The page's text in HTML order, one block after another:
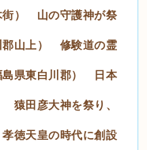
街） 山の守護神が祭
郡山上） 修験道の霊
島県東白川郡） 日本
猿田彦大神を祭り、
徳天皇の時代に創設